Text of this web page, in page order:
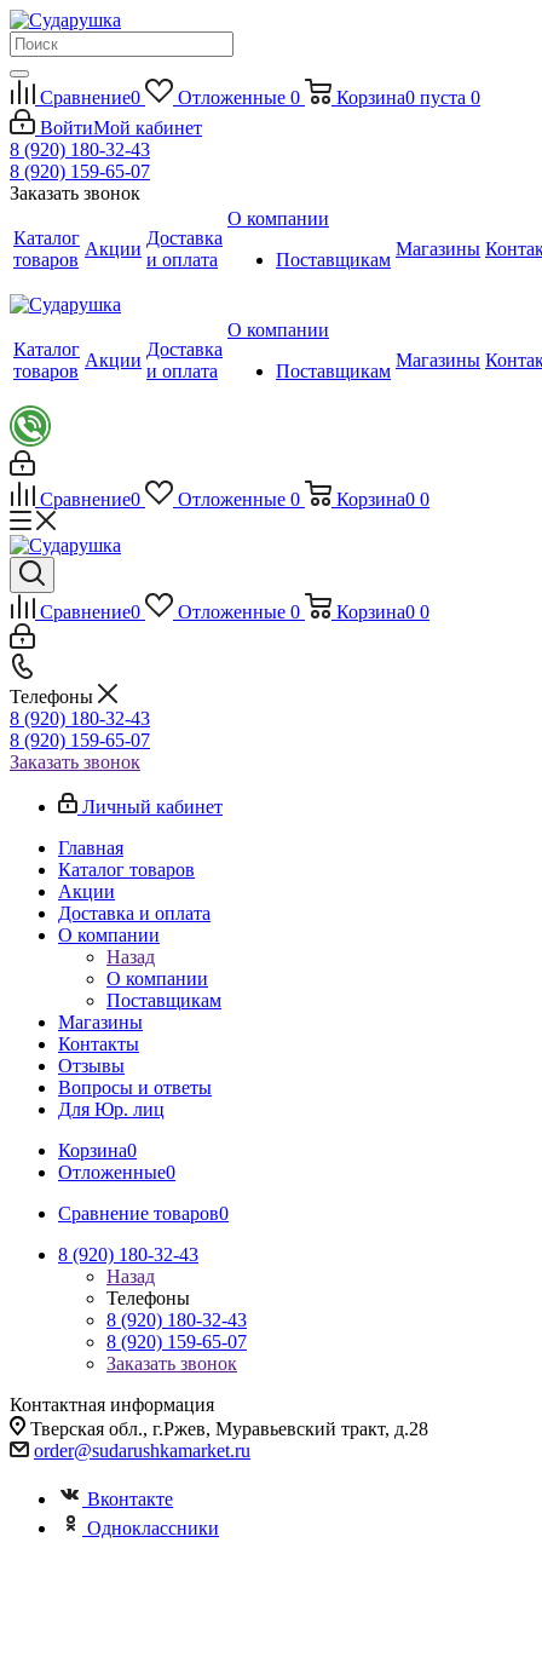
Сравнение0 Отложенные 0 Корзина0 пуста 0
ВойтиМой кабинет
8 (920) 180-32-43
8 (920) 159-65-07
Заказать звонок
Каталог
товаров
Акции
Доставка
и оплата
О компании
Поставщикам
Магазины
Каталог
товаров
Акции
Доставка
и оплата
О компании
Поставщикам
Магазины
Сравнение0 Отложенные 0 Корзина0 0
Сравнение0 Отложенные 0 Корзина0 0
Телефоны
8 (920) 180-32-43
8 (920) 159-65-07
Заказать звонок
Личный кабинет
Главная
Каталог товаров
Акции
Доставка и оплата
О компании
Назад
О компании
Поставщикам
Магазины
Контакты
Отзывы
Вопросы и ответы
Для Юр. лиц
Корзина0
Отложенные0
Сравнение товаров0
8 (920) 180-32-43
Назад
Телефоны
8 (920) 180-32-43
8 (920) 159-65-07
Заказать звонок
Контактная информация
Тверская обл., г.Ржев, Муравьевский тракт, д.28
order@sudarushkamarket.ru
Вконтакте
Одноклассники